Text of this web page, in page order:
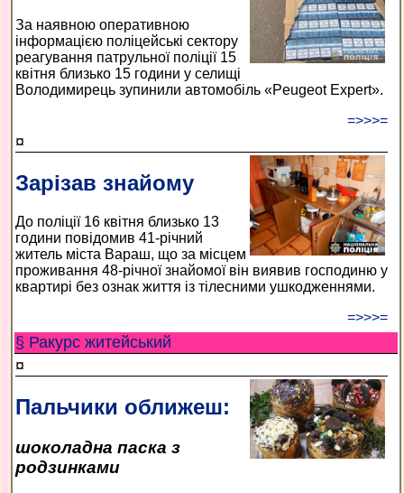
За наявною оперативною
інформацією поліцейські сектору
реагування патрульної поліції 15
квітня близько 15 години у селищі
Володимирець зупинили автомобіль «Peugeot Expert».
=>>>=
¤
Зарізав знайому
До поліції 16 квітня близько 13
години повідомив 41-річний
житель міста Вараш, що за місцем
проживання 48-річної знайомої він виявив господиню у
квартирі без ознак життя із тілесними ушкодженнями.
=>>>=
§ Ракурс житейський
¤
Пальчики оближеш:
шоколадна паска з
родзинками